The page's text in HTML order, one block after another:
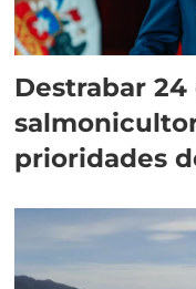
Destrabar
prioridades